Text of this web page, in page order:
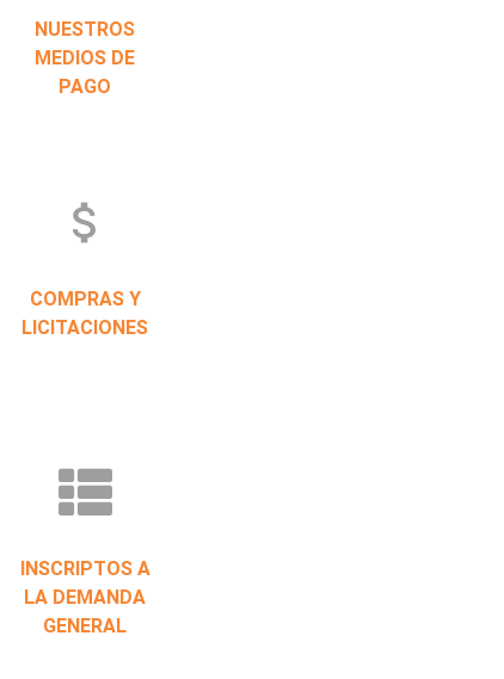
NUESTROS
MEDIOS DE
PAGO
attach_money
COMPRAS Y
LICITACIONES
INSCRIPTOS A
LA DEMANDA
GENERAL